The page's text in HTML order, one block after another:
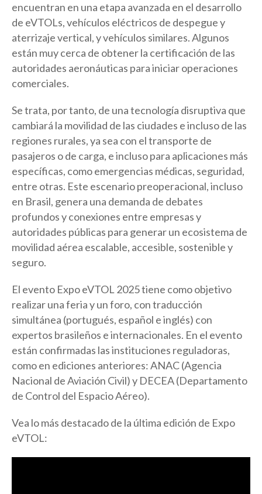
encuentran en una etapa avanzada en el desarrollo
de eVTOLs, vehículos eléctricos de despegue y
aterrizaje vertical, y vehículos similares. Algunos
están muy cerca de obtener la certificación de las
autoridades aeronáuticas para iniciar operaciones
comerciales.
Se trata, por tanto, de una tecnología disruptiva que
cambiará la movilidad de las ciudades e incluso de las
regiones rurales, ya sea con el transporte de
pasajeros o de carga, e incluso para aplicaciones más
específicas, como emergencias médicas, seguridad,
entre otras. Este escenario preoperacional, incluso
en Brasil, genera una demanda de debates
profundos y conexiones entre empresas y
autoridades públicas para generar un ecosistema de
movilidad aérea escalable, accesible, sostenible y
seguro.
El evento Expo eVTOL 2025 tiene como objetivo
realizar una feria y un foro, con traducción
simultánea (portugués, español e inglés) con
expertos brasileños e internacionales. En el evento
están confirmadas las instituciones reguladoras,
como en ediciones anteriores: ANAC (Agencia
Nacional de Aviación Civil) y DECEA (Departamento
de Control del Espacio Aéreo).
Vea lo más destacado de la última edición de Expo
eVTOL: